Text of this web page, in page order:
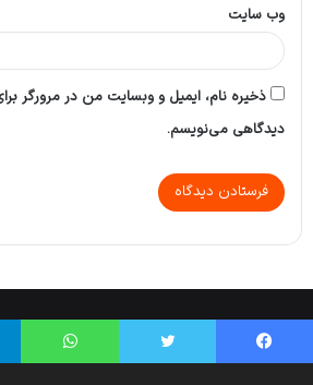
وب‌ سایت
ذخیره نام، ایمیل و وبسایت من در مرورگر
دیدگاهی می‌نویسم.